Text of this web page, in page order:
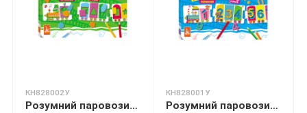
КН828002У
Розумний паровозик. 2+ Форми
КН828001У
Розумний паровозик. Цифри